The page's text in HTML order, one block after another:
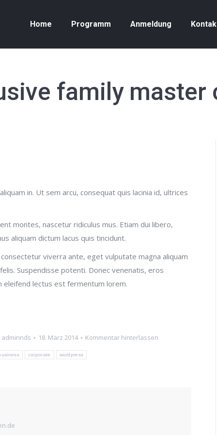
Home Programm Anmeldung
family master
in. Ut sem arcu, consequat quis lacinia id, ultrices
montes, nascetur ridiculus mus. Etiam dui libero,
aliquam dictum lacus quis tincidunt.
viverra ante, eget vulputate magna aliquam
Suspendisse potenti. Donec venenatis, eros
eleifend lectus est fermentum lorem.
adminnds 18. März 2014 Kommentar hinterlassen
corporate wordpress